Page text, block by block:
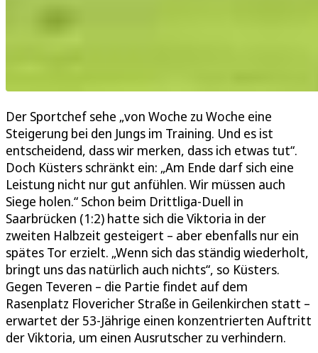
Der Sportchef sehe „von Woche zu Woche eine
Steigerung bei den Jungs im Training. Und es ist
entscheidend, dass wir merken, dass ich etwas tut“.
Doch Küsters schränkt ein: „Am Ende darf sich eine
Leistung nicht nur gut anfühlen. Wir müssen auch
Siege holen.“ Schon beim Drittliga-Duell in
Saarbrücken (1:2) hatte sich die Viktoria in der
zweiten Halbzeit gesteigert – aber ebenfalls nur ein
spätes Tor erzielt. „Wenn sich das ständig wiederholt,
bringt uns das natürlich auch nichts“, so Küsters.
Gegen Teveren – die Partie findet auf dem
Rasenplatz Flovericher Straße in Geilenkirchen statt –
erwartet der 53-Jährige einen konzentrierten Auftritt
der Viktoria, um einen Ausrutscher zu verhindern.